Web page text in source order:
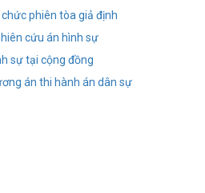
phiên tòa giả định
cứu án hình sự
sự tại cộng đồng
án thi hành án dân sự